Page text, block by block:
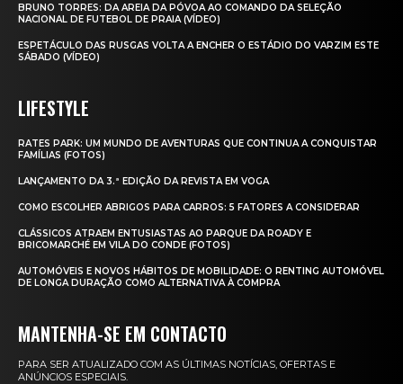
BRUNO TORRES: DA AREIA DA PÓVOA AO COMANDO DA SELEÇÃO
NACIONAL DE FUTEBOL DE PRAIA (VÍDEO)
ESPETÁCULO DAS RUSGAS VOLTA A ENCHER O ESTÁDIO DO VARZIM ESTE
SÁBADO (VÍDEO)
LIFESTYLE
RATES PARK: UM MUNDO DE AVENTURAS QUE CONTINUA A CONQUISTAR
FAMÍLIAS (FOTOS)
LANÇAMENTO DA 3.ª EDIÇÃO DA REVISTA EM VOGA
COMO ESCOLHER ABRIGOS PARA CARROS: 5 FATORES A CONSIDERAR
CLÁSSICOS ATRAEM ENTUSIASTAS AO PARQUE DA ROADY E
BRICOMARCHÉ EM VILA DO CONDE (FOTOS)
AUTOMÓVEIS E NOVOS HÁBITOS DE MOBILIDADE: O RENTING AUTOMÓVEL
DE LONGA DURAÇÃO COMO ALTERNATIVA À COMPRA
MANTENHA-SE EM CONTACTO
PARA SER ATUALIZADO COM AS ÚLTIMAS NOTÍCIAS, OFERTAS E
ANÚNCIOS ESPECIAIS.